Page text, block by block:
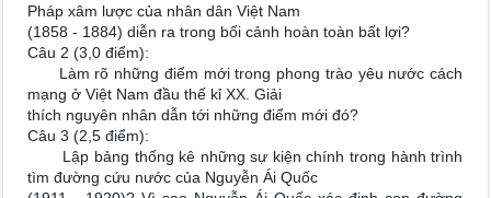
Pháp xâm lược của nhân dân Việt Nam
(1858 - 1884) diễn ra trong bối cảnh hoàn toàn bất lợi?
Câu 2 (3,0 điểm):
Làm rõ những điểm mới trong phong trào yêu nước cách
mạng ở Việt Nam đầu thế kỉ XX. Giải
thích nguyên nhân dẫn tới những điểm mới đó?
Câu 3 (2,5 điểm):
Lập bảng thống kê những sự kiện chính trong hành trình
tìm đường cứu nước của Nguyễn Ái Quốc